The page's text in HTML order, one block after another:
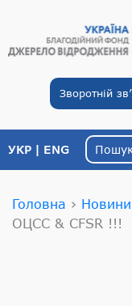
Зворотній
УКР ENG
Головна › Новини
ОЦСС & CFSR !!!